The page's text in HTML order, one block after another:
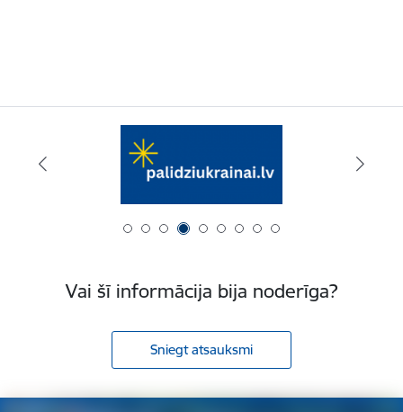
Vai šī informācija bija noderīga?
Sniegt atsauksmi